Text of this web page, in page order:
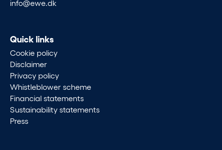
info@ewe.dk
Quick links
Cookie policy
Disclaimer
Privacy policy
Whistleblower scheme
Financial statements
Sustainability statements
Press